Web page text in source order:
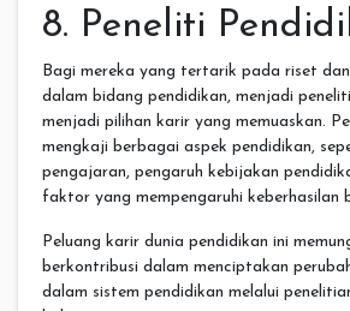
8. Peneliti
Bagi mereka yang tertarik pada riset
dalam bidang pendidikan, menjadi
menjadi pilihan karir yang memuaskan.
mengkaji berbagai aspek pendidikan,
pengajaran, pengaruh kebijakan
faktor yang mempengaruhi keberhasilan
Peluang karir dunia pendidikan ini
berkontribusi dalam menciptakan
dalam sistem pendidikan melalui